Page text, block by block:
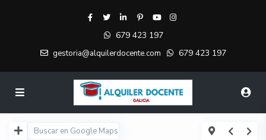
679 423 197
gestoria@alquilerdocente.com 679 423 197